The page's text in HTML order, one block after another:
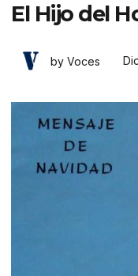
El Hijo del
by Voces